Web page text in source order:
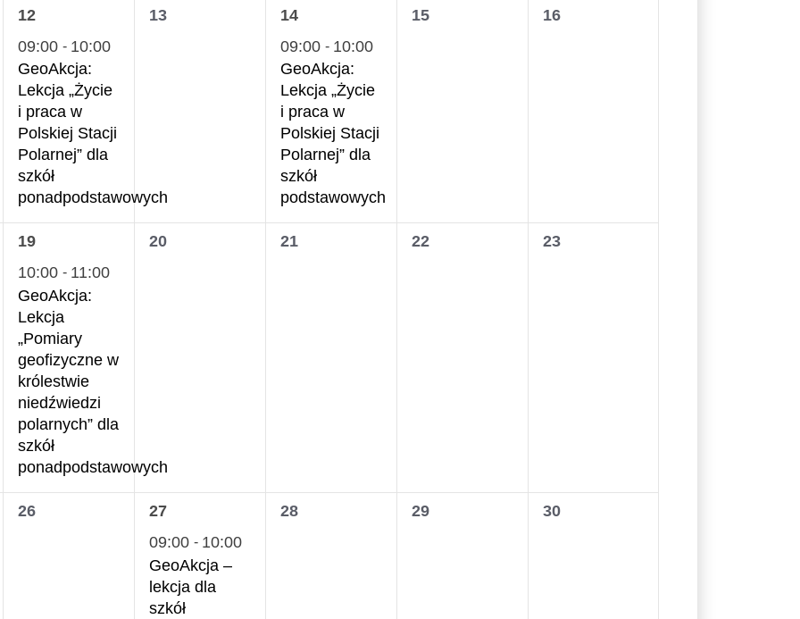
1
12
09:00- 10:00
GeoAkcja:
Lekcja „Życie
i praca w
Polskiej Stacji
Polarnej” dla
szkół
ponadpodstawowych
0
13
1
14
09:00 - 10:00
GeoAkcja:
Lekcja „Życie
i praca w
Polskiej Stacji
Polarnej” dla
szkół
podstawowych
0
15
0
16
1
19
10:00- 11:00
GeoAkcja:
Lekcja
„Pomiary
geofizyczne w
królestwie
niedźwiedzi
polarnych” dla
szkół
ponadpodstawowych
0
20
0
21
0
22
0
23
0
26
1
27
09:00- 10:00
GeoAkcja –
lekcja dla
szkół
0
28
0
29
0
30